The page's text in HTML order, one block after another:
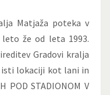
Matjaža poteka v
leto že od leta 1993.
Gradovi kralja
isti lokaciji kot lani in
POD STADIONOM V